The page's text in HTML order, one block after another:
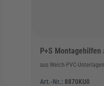
P+S Montagehilfen
aus Weich-PVC-
Art.-Nr.: 8870KU0